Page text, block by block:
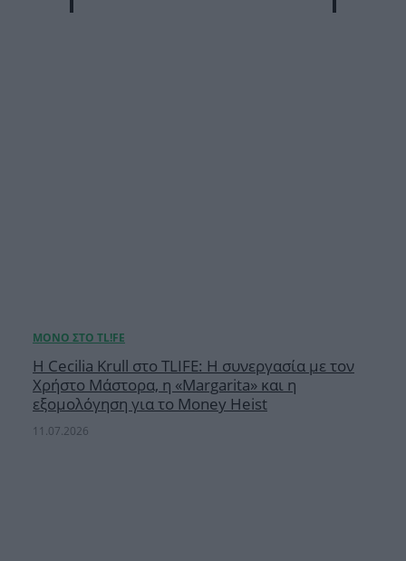
Η Cecilia Krull στο TLIFE: Η συνεργασία με τον
Χρήστο Μάστορα, η «Margarita» και η
εξομολόγηση για το Money Heist
11.07.2026